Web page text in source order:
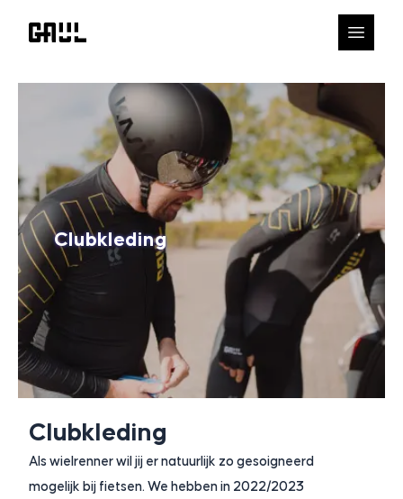
Clubkleding
Clubkleding
Als wielrenner wil jij er natuurlijk zo gesoigneerd
mogelijk bij fietsen. We hebben in 2022/2023